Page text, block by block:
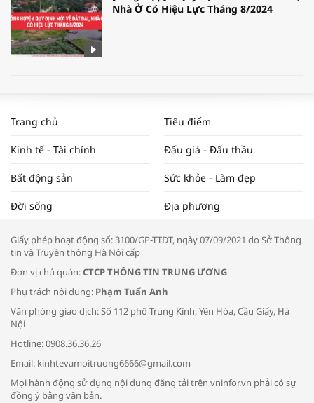
Nhà Ở Có Hiệu Lực Tháng 8/2024
NAM NĂM 2024 VÀ NĂM 2025 | NHỊP
ĐẬP THỊ TRƯỜNG #62
Tọa đàm “Xúc tiến thương mại: Khơi
Bác sĩ tư vấn cách phòng tránh bệnh
đường hô hấp trong thời tiết giao mùa
Trang chủ Tiêu điểm
Kinh tế - Tài chính Đấu giá - Đấu thầu
Bất động sản Sức khỏe - Làm đẹp
Đời sống Địa phương
Giấy phép hoạt động số: 3100/GP-TTĐT, ngày 07/09/2021 do Sở Thông
tin và Truyền thông Hà Nội cấp
Đơn vị chủ quản:CTCP THÔNG TIN TRUNG ƯƠNG
Phụ trách nội dung: Phạm Tuấn Anh
Văn phòng giao dịch: Số 112 phố Trung Kính, Yên Hòa, Cầu Giấy, Hà
Nội
Hotline: 0908.36.36.26
Email: kinhtevamoitruong6666@gmail.com
Mọi hành động sử dụng nội dung đăng tải trên vninfor.vn phải có sự
đồng ý bằng văn bản.